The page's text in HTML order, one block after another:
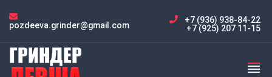
pozdeeva.grinder@gmail.com
+7 (936) 938-84-22
+7 (925) 207 11-15